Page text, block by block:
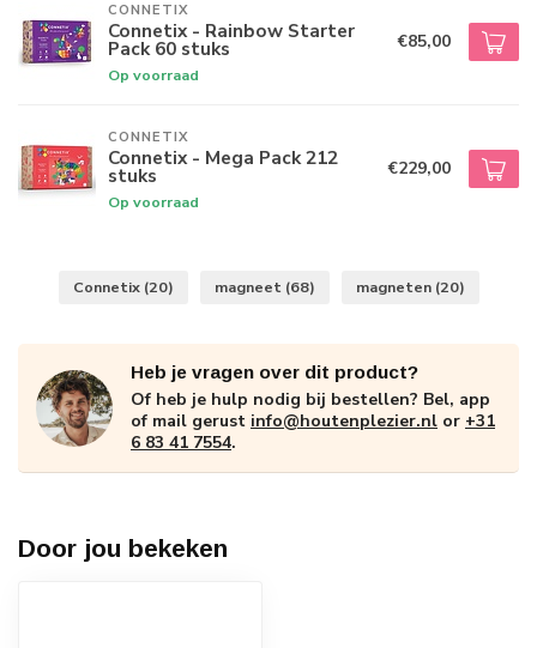
CONNETIX
Connetix - Rainbow Starter
Pack 60 stuks
Op voorraad
€85,00
CONNETIX
Connetix - Mega Pack 212
stuks
Op voorraad
€229,00
Connetix (20) magneet (68) magneten (20)
Heb je vragen over dit product?
Of heb je hulp nodig bij bestellen? Bel, app
of mail gerust info@houtenplezier.nl or +31
6 83 41 7554.
Door jou bekeken